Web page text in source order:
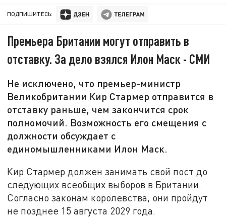
ПОДПИШИТЕСЬ:
Премьера Британии могут отправить в
отставку. За дело взялся Илон Маск - СМИ
Не исключено, что премьер-министр
Великобритании Кир Стармер отправится в
отставку раньше, чем закончится срок
полномочий. Возможность его смещения с
должности обсуждает с
единомышленниками Илон Маск.
Кир Стармер должен занимать свой пост до
следующих всеобщих выборов в Британии.
Согласно законам королевства, они пройдут
не позднее 15 августа 2029 года.